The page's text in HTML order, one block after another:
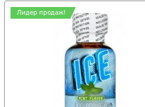
Лидер продаж!